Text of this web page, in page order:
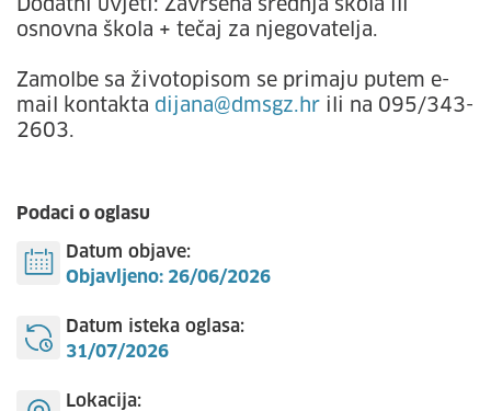
Dodatni uvjeti: Završena srednja škola ili
osnovna škola + tečaj za njegovatelja.
Zamolbe sa životopisom se primaju putem e-
mail kontakta dijana@dmsgz.hr ili na 095/343-
2603.
Podaci o oglasu
Datum objave:
Objavljeno: 26/06/2026
Datum isteka oglasa:
31/07/2026
Lokacija: